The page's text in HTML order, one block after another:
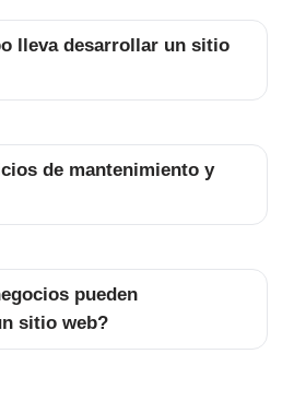
lleva desarrollar un sitio
de mantenimiento y
pueden
sitio web?